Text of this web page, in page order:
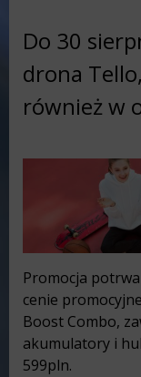
Do 30
drona
również w
Promocja
cenie
Boost Combo,
akumulatory i
599pln.